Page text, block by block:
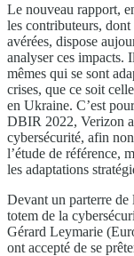
Le nouveau rapport,
les contributeurs,
avérées, dispose
analyser ces impacts.
mêmes qui se sont
crises, que ce soit
en Ukraine. C’est
DBIR 2022, Verizon
cybersécurité, afin
l’étude de référence,
les adaptations
Devant un parterre de
totem de la
Gérard Leymarie
ont accepté de se